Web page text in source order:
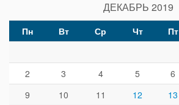
ДЕКАБРЬ 2019
Пн Вт Ср Чт Пт
2
3 4 5 6
9
10 11 12 13